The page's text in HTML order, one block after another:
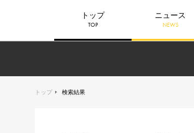
トップ
TOP
ニュース
NEWS
トップ 検索結果